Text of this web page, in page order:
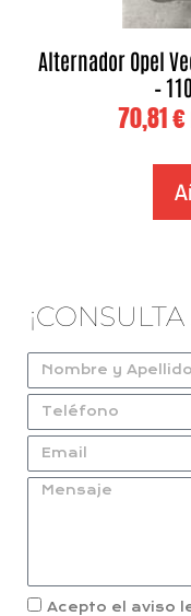
Alternador Opel
–
70,81€
¡CONSULTA
Acepto el aviso